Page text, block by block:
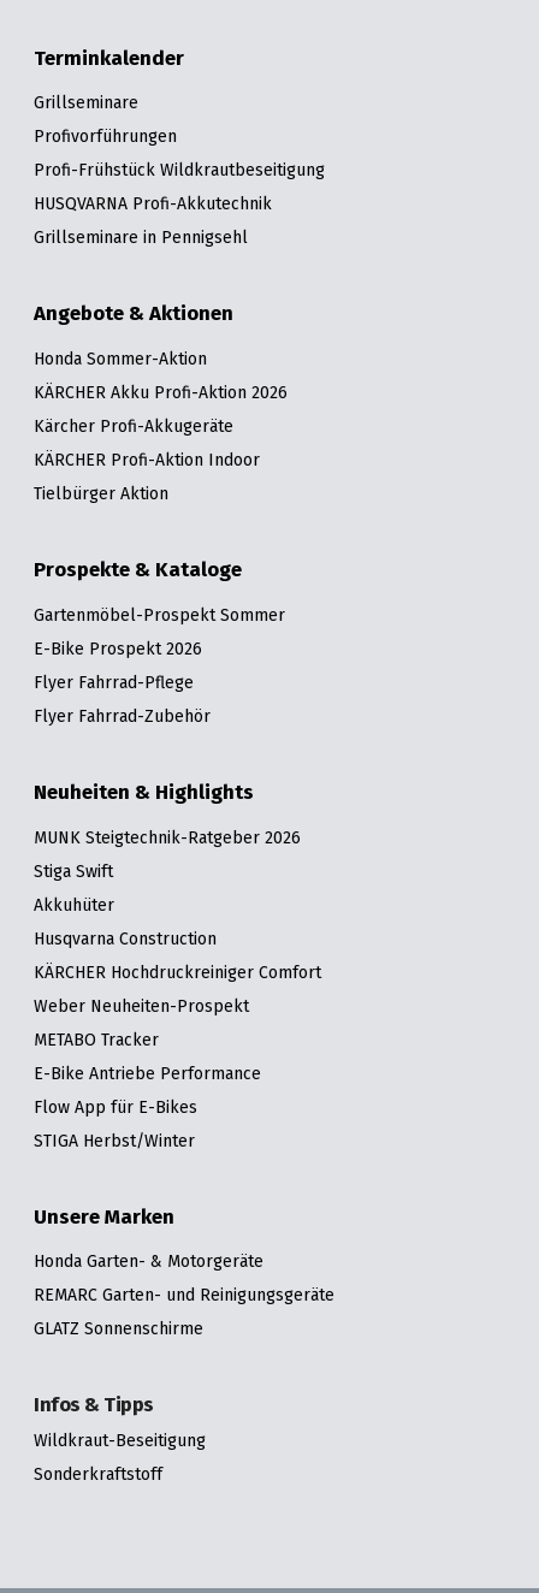
Terminkalender
Grillseminare
Profivorführungen
Profi-Frühstück Wildkrautbeseitigung
HUSQVARNA Profi-Akkutechnik
Grillseminare in Pennigsehl
Angebote & Aktionen
Honda Sommer-Aktion
KÄRCHER Akku Profi-Aktion 2026
Kärcher Profi-Akkugeräte
KÄRCHER Profi-Aktion Indoor
Tielbürger Aktion
Prospekte & Kataloge
Gartenmöbel-Prospekt Sommer
E-Bike Prospekt 2026
Flyer Fahrrad-Pflege
Flyer Fahrrad-Zubehör
Neuheiten & Highlights
MUNK Steigtechnik-Ratgeber 2026
Stiga Swift
Akkuhüter
Husqvarna Construction
KÄRCHER Hochdruckreiniger Comfort
Weber Neuheiten-Prospekt
METABO Tracker
E-Bike Antriebe Performance
Flow App für E-Bikes
STIGA Herbst/Winter
Unsere Marken
Honda Garten- & Motorgeräte
REMARC Garten- und Reinigungsgeräte
GLATZ Sonnenschirme
Infos & Tipps
Wildkraut-Beseitigung
Sonderkraftstoff